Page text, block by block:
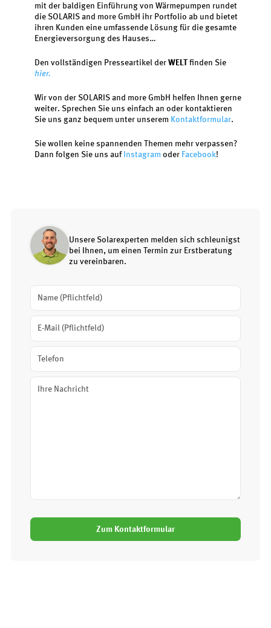
mit der baldigen Einführung von Wärmepumpen rundet
die SOLARIS and more GmbH ihr Portfolio ab und bietet
ihren Kunden eine umfassende Lösung für die gesamte
Energieversorgung des Hauses…
Den vollständigen Presseartikel der WELT
finden Sie
hier.
Wir von der SOLARIS and more GmbH helfen Ihnen gerne
weiter. Sprechen Sie uns einfach an oder kontaktieren
Sie uns ganz bequem unter unserem Kontaktformular.
Sie wollen keine spannenden Themen mehr verpassen?
Dann folgen Sie uns auf Instagram oder Facebook!
Unsere Solarexperten melden sich schleunigst
bei Ihnen, um einen Termin zur Erstberatung
zu vereinbaren.
Zum Kontaktformular